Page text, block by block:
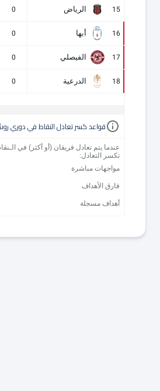
15 الرياض 0
16 أبها 0
17 الفيصلي 0
18 الدرعية 0
قواعد كسر تعادل النقاط في دوري
عندما يتم تعادل فريقان (أو أكثر) في
تكسر التعادل:
مواجهات مباشرة
فارق الأهداف
أهداف مسجلة